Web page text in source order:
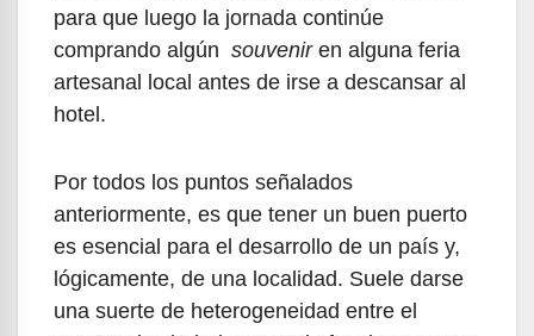
para que luego la jornada continúe
comprando algún souveniren alguna feria
artesanal local antes de irse a descansar al
hotel.
Por todos los puntos señalados
anteriormente, es que tener un buen puerto
es esencial para el desarrollo de un país y,
lógicamente, de una localidad. Suele darse
una suerte de heterogeneidad entre el